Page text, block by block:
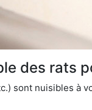
des rats
sont nuisibles à